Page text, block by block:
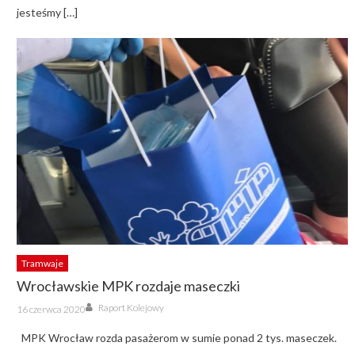
jesteśmy […]
Tramwaje
Wrocławskie MPK rozdaje maseczki
Posted
on
16 czerwca 2020 Author
Raport Kolejowy
MPK Wrocław rozda pasażerom w sumie ponad 2 tys. maseczek.